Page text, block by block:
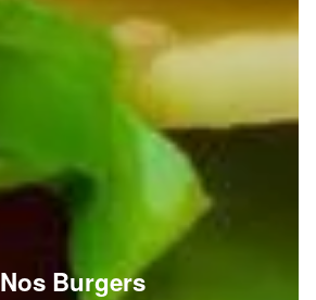
Nos Burgers